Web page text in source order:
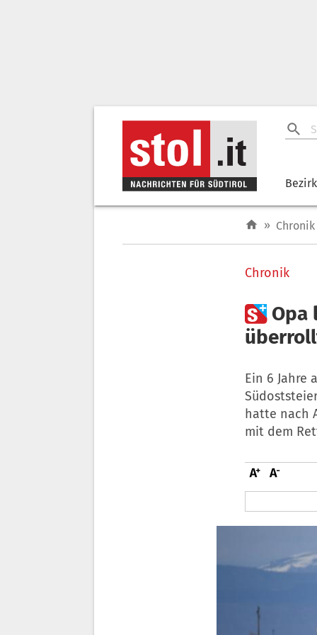
» Chronik
Chronik
 Opa
Ein 6 Jahre
hatte nach
mit dem